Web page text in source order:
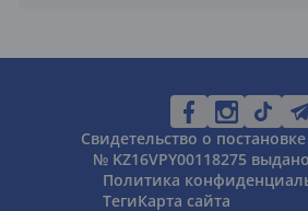
Свидетельство о
№ KZ16VPY00118275
Политика
ТегиКарта сайта